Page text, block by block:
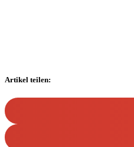
Artikel teilen: